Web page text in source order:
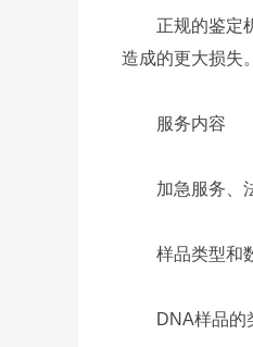
正规的鉴定机
造成的更大损失。
服务内容
加急服务、法
样品类型和
DNA样品的类